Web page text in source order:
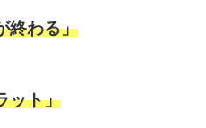
終わる」
ット」